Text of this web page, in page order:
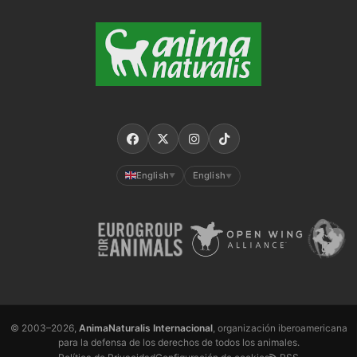
English ▼ English ▼
© 2003–2026, AnimaNaturalis Internacional, organización iberoamericana
para la defensa de los derechos de todos los animales.